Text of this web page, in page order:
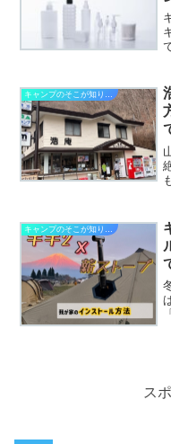
キャンプのそこが知りたい
ス